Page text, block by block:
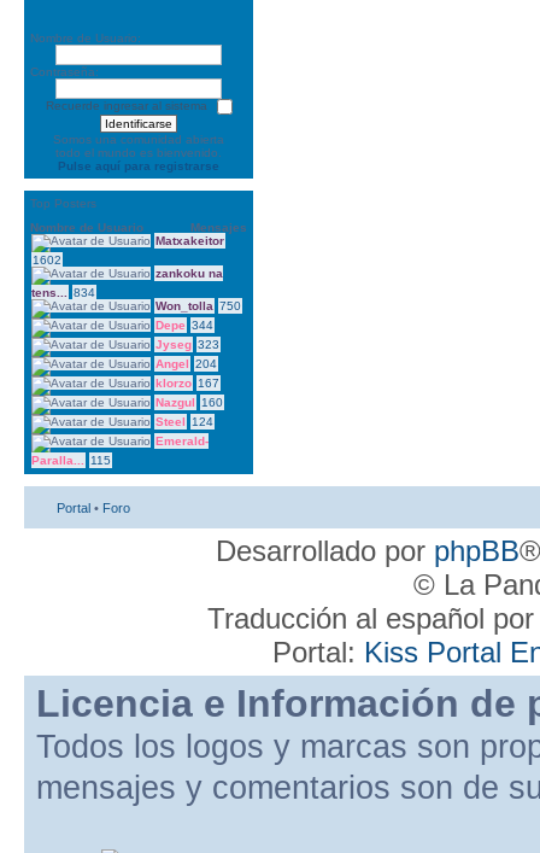
Nombre de Usuario:
Contraseña:
Recuerde ingresar al sistema
Somos una comunidad abierta
todo el mundo es bienvenido.
Pulse aquí para registrarse
Top Posters
Nombre de Usuario
Mensajes
Matxakeitor
1602
zankoku na
tens...
834
Won_tolla 750
Depe 344
Jyseg 323
Angel 204
klorzo 167
Nazgul
160
Steel
124
Emerald-
Paralla...
115
Portal • Foro
Desarrollado por phpBB
© La
Traducción al español
Portal: Kiss Portal
Licencia e Información de
Todos los logos y marcas son
mensajes y comentarios son de